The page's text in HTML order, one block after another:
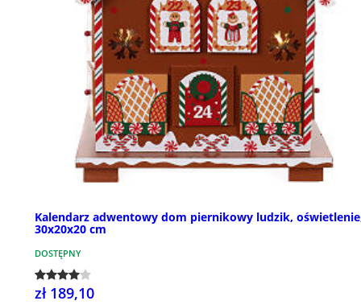
Kalendarz adwentowy dom piernikowy ludzik,
30x20x20 cm
DOSTĘPNY
zł 189,10